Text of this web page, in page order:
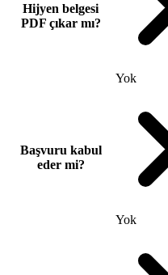
Hijyen belgesi
PDF çıkar mı?
Yok
Başvuru kabul
eder mi?
Yok